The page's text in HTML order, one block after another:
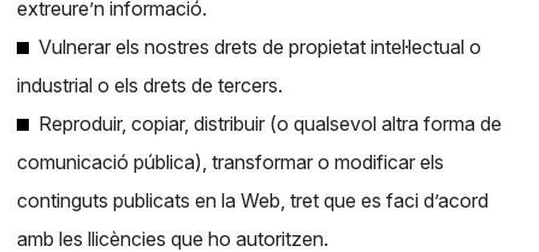
extreure’n informació.
Vulnerar els nostres drets de propietat intel·lectual o
industrial o els drets de tercers.
Reproduir, copiar, distribuir (o qualsevol altra forma de
comunicació pública), transformar o modificar els
continguts publicats en la Web, tret que es faci d’acord
amb les llicències que ho autoritzen.